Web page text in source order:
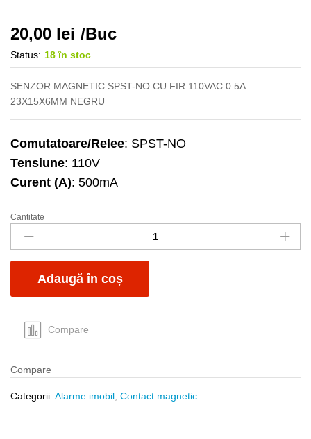
20,00 lei /Buc
Status: 18 în stoc
SENZOR MAGNETIC SPST-NO CU FIR 110VAC 0.5A
23X15X6MM NEGRU
Comutatoare/Relee: SPST-NO
Tensiune: 110V
Curent (A): 500mA
Contact
magnetic
KMS-
23
quantity
Cantitate
Adaugă în coș
Compare
Compare
Categorii: Alarme imobil Contact magnetic